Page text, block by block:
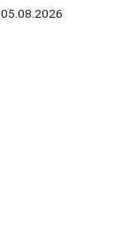
05.08.2026